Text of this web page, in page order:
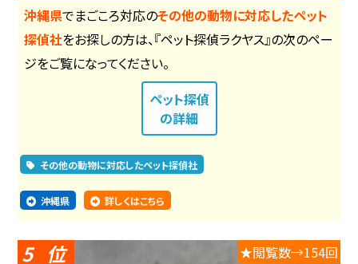
沖縄県でまごころ対応のその他の動物に対応したペット
探偵社をお探しの方は、『ペット探偵ラクヤス』の次のペー
ジをご覧になってください。
ペット探偵
の詳細
その他の動物に対応したペット探偵社
沖縄県 詳しくはこちら
5 ★閲覧数→154回